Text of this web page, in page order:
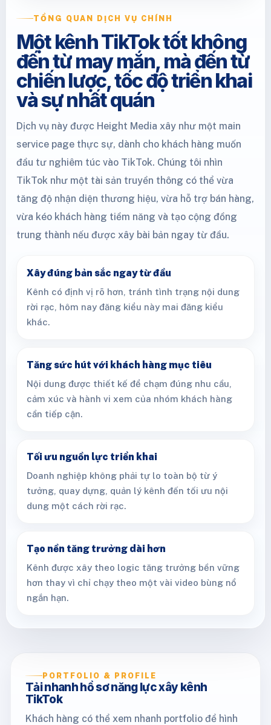
TỔNG QUAN DỊCH VỤ CHÍNH
Một kênh TikTok tốt không
đến từ may mắn, mà đến từ
chiến lược, tốc độ triển khai
và sự nhất quán
Dịch vụ này được Height Media xây như một main
service page thực sự, dành cho khách hàng muốn
đầu tư nghiêm túc vào TikTok. Chúng tôi nhìn
TikTok như một tài sản truyền thông có thể vừa
tăng độ nhận diện thương hiệu, vừa hỗ trợ bán hàng,
vừa kéo khách hàng tiềm năng và tạo cộng đồng
trung thành nếu được xây bài bản ngay từ đầu.
Xây đúng bản sắc ngay từ đầu
Kênh có định vị rõ hơn, tránh tình trạng nội dung
rời rạc, hôm nay đăng kiểu này mai đăng kiểu
khác.
Tăng sức hút với khách hàng mục tiêu
Nội dung được thiết kế để chạm đúng nhu cầu,
cảm xúc và hành vi xem của nhóm khách hàng
cần tiếp cận.
Tối ưu nguồn lực triển khai
Doanh nghiệp không phải tự lo toàn bộ từ ý
tưởng, quay dựng, quản lý kênh đến tối ưu nội
dung một cách rời rạc.
Tạo nền tăng trưởng dài hơn
Kênh được xây theo logic tăng trưởng bền vững
hơn thay vì chỉ chạy theo một vài video bùng nổ
ngắn hạn.
PORTFOLIO & PROFILE
Tải nhanh hồ sơ năng lực xây kênh
TikTok
Khách hàng có thể xem nhanh portfolio để hình